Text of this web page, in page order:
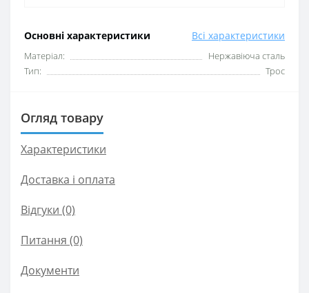
Основні характеристики Всі характеристики
Матеріал:
Нержавіюча сталь
Тип:
Трос
Огляд товару
Характеристики
Доставка і оплата
Відгуки (0)
Питання (0)
Документи